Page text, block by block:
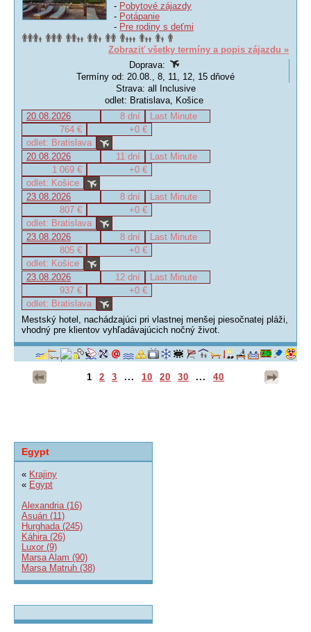
- Pobytové zájazdy
- Potápanie
- Pre rodiny s deťmi
Zobraziť všetky termíny a popis zájazdu »
Doprava:
Termíny od: 20.08., 8, 11, 12, 15 dňové
Strava: all Inclusive
odlet: Bratislava, Košice
20.08.2026
8 dní
Last Minute
764 €
+0 €
odlet: Bratislava
20.08.2026
11 dní
Last Minute
1 069 €
+0 €
odlet: Košice
23.08.2026
8 dní
Last Minute
807 €
+0 €
odlet: Bratislava
23.08.2026
8 dní
Last Minute
805 €
+0 €
odlet: Košice
23.08.2026
12 dní
Last Minute
937 €
+0 €
odlet: Bratislava
Mestský hotel, nachádzajúci pri vlastnej menšej piesočnatej pláži,
vhodný pre klientov vyhľadávajúcich nočný život.
1 2 3 ... 10 20 30 ... 40
Egypt
« Krajiny
« Egypt
Alexandria (16)
Asuán (11)
Hurghada (245)
Káhira (26)
Luxor (9)
Marsa Alam (90)
Marsa Matruh (38)